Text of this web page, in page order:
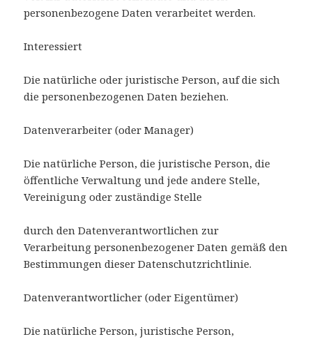
personenbezogene Daten verarbeitet werden.
Interessiert
Die natürliche oder juristische Person, auf die sich
die personenbezogenen Daten beziehen.
Datenverarbeiter (oder Manager)
Die natürliche Person, die juristische Person, die
öffentliche Verwaltung und jede andere Stelle,
Vereinigung oder zuständige Stelle
durch den Datenverantwortlichen zur
Verarbeitung personenbezogener Daten gemäß den
Bestimmungen dieser Datenschutzrichtlinie.
Datenverantwortlicher (oder Eigentümer)
Die natürliche Person, juristische Person,